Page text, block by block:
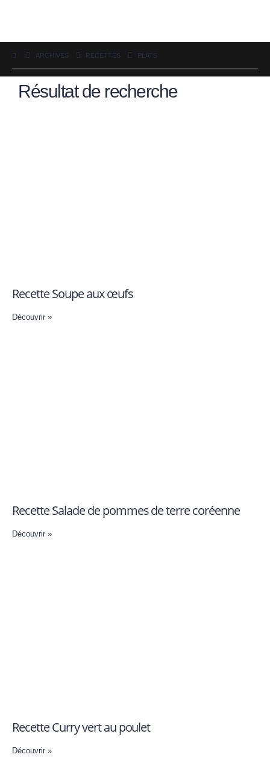
ARCHIVES RECETTES PLATS
Résultat de recherche
Recette Soupe aux œufs
Découvrir »
Recette Salade de pommes de terre coréenne
Découvrir »
Recette Curry vert au poulet
Découvrir »